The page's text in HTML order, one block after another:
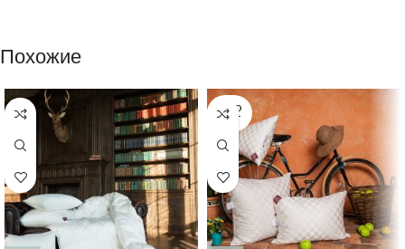
Похожие
SOLD
OUT